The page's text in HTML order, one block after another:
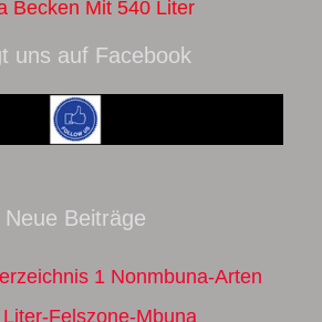
Becken Mit 540 Liter
uns auf Facebook
Neue Beiträge
1 Nonmbuna-Arten
Felszone-Mbuna